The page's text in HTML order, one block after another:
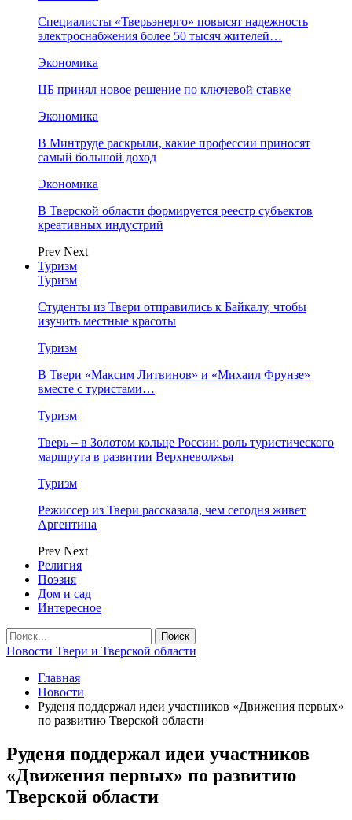
Специалисты «Тверьэнерго» повысят надежность
электроснабжения более 50 тысяч жителей…
Экономика
ЦБ принял новое решение по ключевой ставке
Экономика
В Минтруде раскрыли, какие профессии приносят
самый большой доход
Экономика
В Тверской области формируется реестр субъектов
креативных индустрий
Prev Next
Туризм
Туризм
Студенты из Твери отправились к Байкалу, чтобы
изучить местные красоты
Туризм
В Твери «Максим Литвинов» и «Михаил Фрунзе»
вместе с туристами…
Туризм
Тверь – в Золотом кольце России: роль туристического
маршрута в развитии Верхневолжья
Туризм
Режиссер из Твери рассказала, чем сегодня живет
Аргентина
Prev Next
Религия
Поэзия
Дом и сад
Интересное
Новости Твери и Тверской области
Главная
Новости
Руденя поддержал идеи участников «Движения первых»
по развитию Тверской области
Руденя поддержал идеи участников
«Движения первых» по развитию
Тверской области